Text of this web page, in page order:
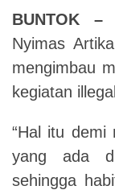
BUNTOK –
Nyimas
mengimbau
kegiatan
“Hal itu demi
yang ada
sehingga